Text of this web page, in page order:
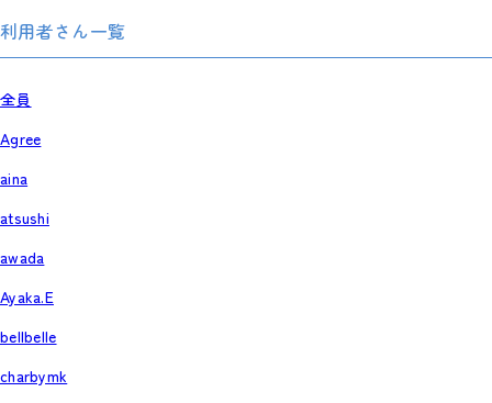
利用者さん一覧
全員
Agree
aina
atsushi
awada
Ayaka.E
bellbelle
charbymk